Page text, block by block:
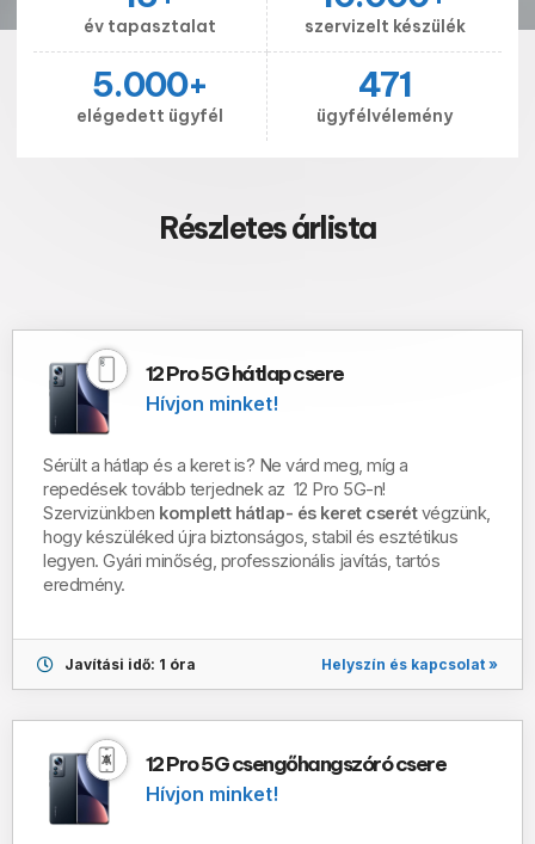
év tapasztalat szervizelt készülék
elégedett ügyfél
5.000+
ügyfélvélemény
471
Részletes árlista
12 Pro 5G hátlap csere
Hívjon minket!
Sérült a hátlap és a keret is? Ne várd meg, míg a
repedések tovább terjednek az 12 Pro 5G-n!
Szervizünkben komplett hátlap- és keret cserétvégzünk,
hogy készüléked újra biztonságos, stabil és esztétikus
legyen. Gyári minőség, professzionális javítás, tartós
eredmény.
Javítási idő: 1 óra Helyszín és kapcsolat »
12 Pro 5G csengőhangszóró csere
Hívjon minket!